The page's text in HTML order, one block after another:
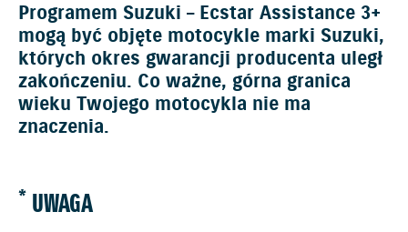
Programem Suzuki – Ecstar Assistance 3+
mogą być objęte motocykle marki Suzuki,
których okres gwarancji producenta uległ
zakończeniu. Co ważne, górna granica
wieku Twojego motocykla nie ma
znaczenia.
* UWAGA